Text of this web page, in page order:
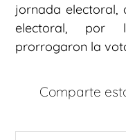
jornada
electoral, por
prorrogaron la
Comparte